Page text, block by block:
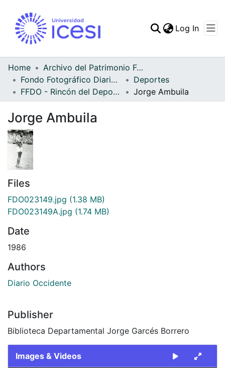
Statistics
Log In
Home
Archivo del Patrimonio Fotográfico y Fílmico del Valle del Cauca
Fondo Fotográfico Diario Occidente
Deportes
FFDO - Rincón del Deportivo Cali - Patrimonial
Jorge Ambuila
Jorge Ambuila
Files
FDO023149.jpg (1.38 MB)
FDO023149A.jpg (1.74 MB)
Date
1986
Authors
Diario Occidente
Publisher
Biblioteca Departamental Jorge Garcés Borrero
Images & Videos